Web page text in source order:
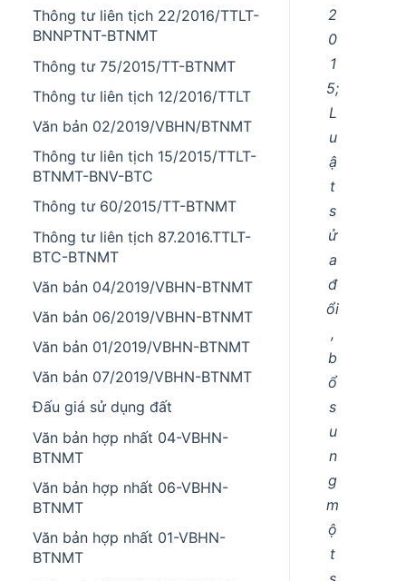
Thông tư liên tịch 22/2016/TTLT-
BNNPTNT-BTNMT
Thông tư 75/2015/TT-BTNMT
Thông tư liên tịch 12/2016/TTLT
Văn bản 02/2019/VBHN/BTNMT
Thông tư liên tịch 15/2015/TTLT-
BTNMT-BNV-BTC
Thông tư 60/2015/TT-BTNMT
Thông tư liên tịch 87.2016.TTLT-
BTC-BTNMT
Văn bản 04/2019/VBHN-BTNMT
Văn bản 06/2019/VBHN-BTNMT
Văn bản 01/2019/VBHN-BTNMT
Văn bản 07/2019/VBHN-BTNMT
Đấu giá sử dụng đất
Văn bản hợp nhất 04-VBHN-
BTNMT
Văn bản hợp nhất 06-VBHN-
BTNMT
Văn bản hợp nhất 01-VBHN-
BTNMT
2
0
1
5;
L
u
ậ
t
s
ử
a
đ
ổi
,
b
ổ
s
u
n
g
m
ộ
t